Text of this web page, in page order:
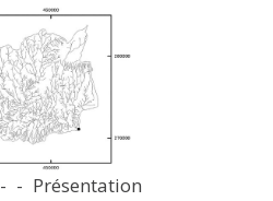
- Présentation